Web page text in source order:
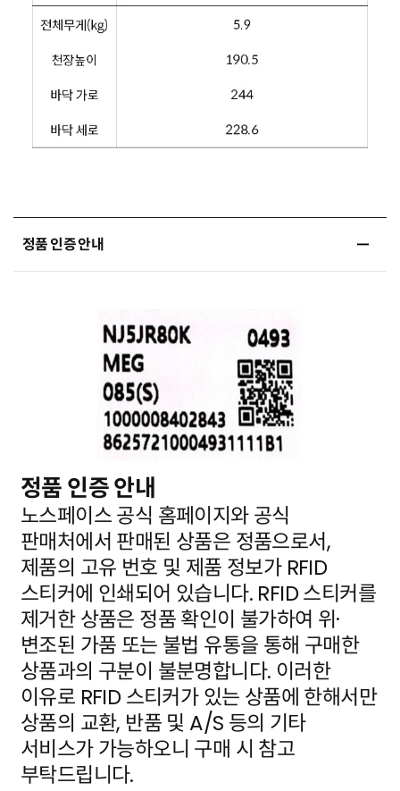
정품 인증 안내
정품 인증 안내
노스페이스 공식 홈페이지와 공식
판매처에서 판매된 상품은 정품으로서,
제품의 고유 번호 및 제품 정보가 RFID
스티커에 인쇄되어 있습니다. RFID 스티커를
제거한 상품은 정품 확인이 불가하여 위·
변조된 가품 또는 불법 유통을 통해 구매한
상품과의 구분이 불분명합니다. 이러한
이유로 RFID 스티커가 있는 상품에 한해서만
상품의 교환, 반품 및 A/S 등의 기타
서비스가 가능하오니 구매 시 참고
부탁드립니다.